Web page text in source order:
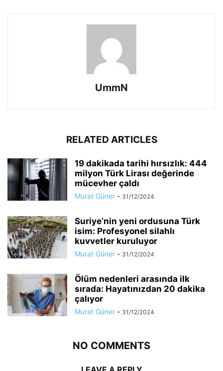
UmmN
RELATED ARTICLES
19 dakikada tarihi hırsızlık: 444
milyon Türk Lirası değerinde
mücevher çaldı
Murat Güner - 31/12/2024
Suriye’nin yeni ordusuna Türk
isim: Profesyonel silahlı
kuvvetler kuruluyor
Murat Güner - 31/12/2024
Ölüm nedenleri arasında ilk
sırada: Hayatınızdan 20 dakika
çalıyor
Murat Güner - 31/12/2024
NO COMMENTS